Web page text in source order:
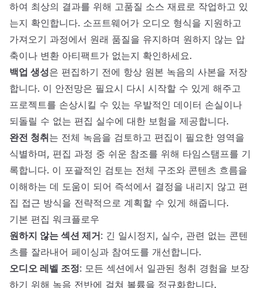
하여 최상의 결과를 위해 고품질 소스 재료로 작업하고 있
는지 확인합니다. 소프트웨어가 오디오 형식을 지원하고
가져오기 과정에서 원래 품질을 유지하며 원하지 않는 압
축이나 변환 아티팩트가 없는지 확인하세요.
백업 생성은 편집하기 전에 항상 원본 녹음의 사본을 저장
합니다. 이 안전망은 필요시 다시 시작할 수 있게 해주고
프로젝트를 손상시킬 수 있는 우발적인 데이터 손실이나
되돌릴 수 없는 편집 실수에 대한 보험을 제공합니다.
완전 청취는 전체 녹음을 검토하고 편집이 필요한 영역을
식별하며, 편집 과정 중 쉬운 참조를 위해 타임스탬프를 기
록합니다. 이 포괄적인 검토는 전체 구조와 콘텐츠 흐름을
이해하는 데 도움이 되어 즉석에서 결정을 내리지 않고 편
집 접근 방식을 전략적으로 계획할 수 있게 해줍니다.
기본 편집 워크플로우
원하지 않는 섹션 제거: 긴 일시정지, 실수, 관련 없는 콘텐
츠를 잘라내어 페이싱과 참여도를 개선합니다.
오디오 레벨 조정: 모든 섹션에서 일관된 청취 경험을 보장
하기 위해 녹음 전반에 걸쳐 볼륨을 정규화합니다.